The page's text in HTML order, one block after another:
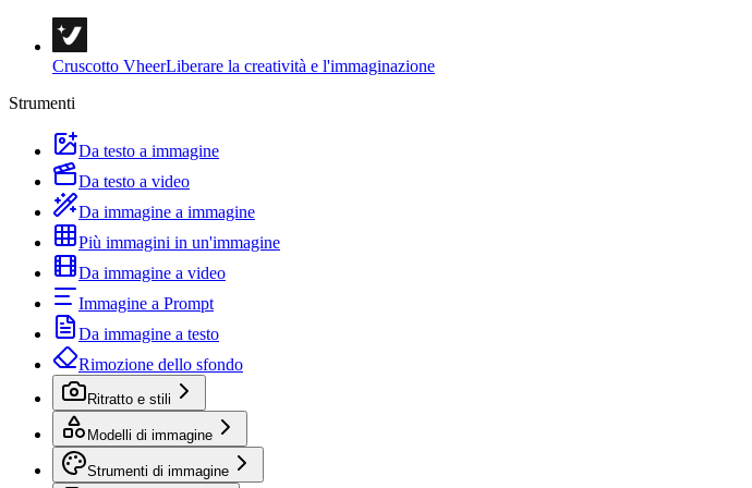
Cruscotto VheerLiberare la creatività e l'immaginazione
Strumenti
Da testo a immagine
Da testo a video
Da immagine a immagine
Più immagini in un'immagine
Da immagine a video
Immagine a Prompt
Da immagine a testo
Rimozione dello sfondo
Ritratto e stili
Modelli di immagine
Strumenti di immagine